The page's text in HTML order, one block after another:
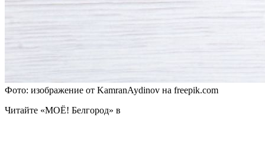
Фото: изображение от KamranAydinov на freepik.com
Читайте «МОЁ! Белгород» в